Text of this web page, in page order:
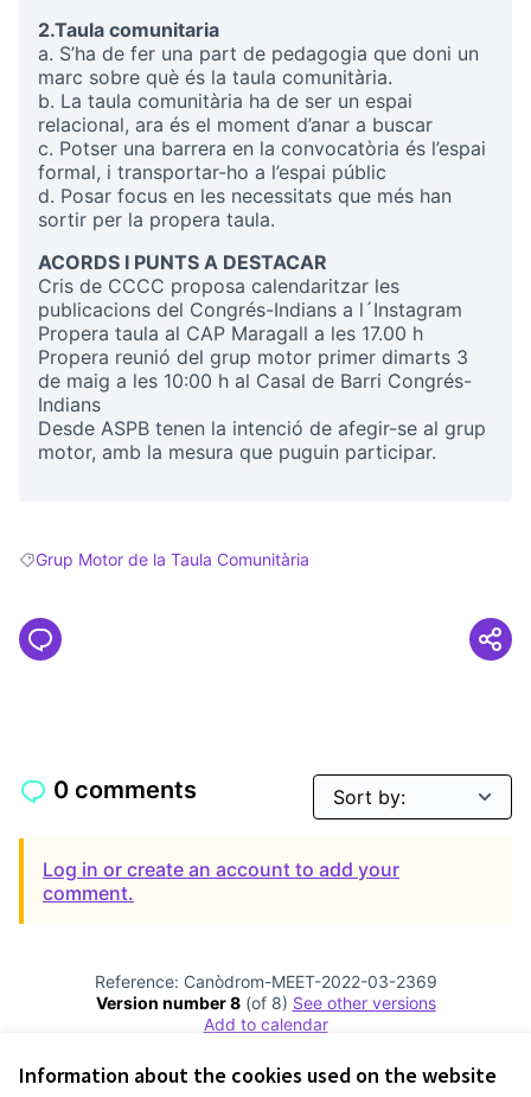
Information about the cookies used on the website
2.Taula comunitaria
a. S’ha de fer una part de pedagogia que doni un
marc sobre què és la taula comunitària.
b. La taula comunitària ha de ser un espai
relacional, ara és el moment d’anar a buscar
c. Potser una barrera en la convocatòria és l’espai
formal, i transportar-ho a l’espai públic
d. Posar focus en les necessitats que més han
sortir per la propera taula.
ACORDS I PUNTS A DESTACAR
Cris de CCCC proposa calendaritzar les
publicacions del Congrés-Indians a l´Instagram
Propera taula al CAP Maragall a les 17.00 h
Propera reunió del grup motor primer dimarts 3
de maig a les 10:00 h al Casal de Barri Congrés-
Indians
Desde ASPB tenen la intenció de afegir-se al grup
motor, amb la mesura que puguin participar.
Filter results for: Grup Motor de la Taula Comunitària
Grup Motor de la Taula Comunitària
0 comments
Log in or create an account to add your
comment.
Reference: Canòdrom-MEET-2022-03-2369
Version number 8(of 8)
see other versions
Add to calendar